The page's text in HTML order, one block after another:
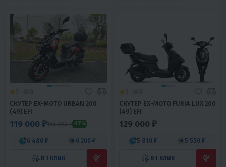
СКУТЕР EX-MOTO URBAN 200
(49) EFI
119 000 ₽144 000 ₽ -17%
6 480 ₽ 6 200 ₽
В 1 КЛИК
СКУТЕР EX-MOTO FURIA LUX 200
(49) EFI
129 000 ₽
5 810 ₽ 5 550 ₽
В 1 КЛИК